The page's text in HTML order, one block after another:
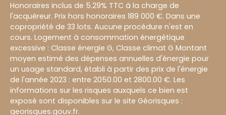
Honoraires inclus de 5.29% TTC à la charge de
l'acquéreur. Prix hors honoraires 189 000 €. Dans une
copropriété de 33 lots. Aucune procédure n'est en
cours. Logement à consommation énergétique
excessive : Classe énergie G, Classe climat G Montant
moyen estimé des dépenses annuelles d'énergie pour
un usage standard, établi à partir des prix de l'énergie
de l'année 2023 : entre 2050.00 et 2800.00 €. Les
informations sur les risques auxquels ce bien est
exposé sont disponibles sur le site Géorisques :
georisques.gouv.fr.